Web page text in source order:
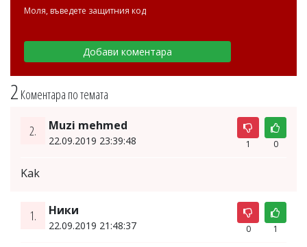
2 Коментара по темата
2. Muzi mehmed
22.09.2019 23:39:48 1 0
Kak
1. Ники
22.09.2019 21:48:37 0 1
Моля, въведете защитния код